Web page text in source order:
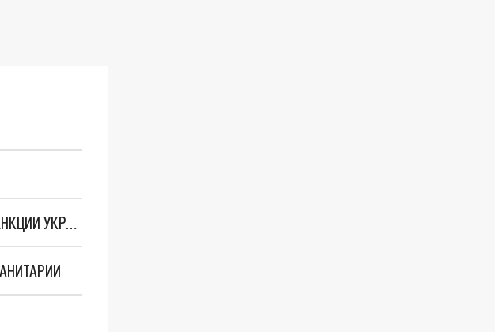
НОВЫЙ ДИРЕКТОР НАЦИОНАЛИЗИРОВАННОГО ЗАВОДА В ПРИКАМЬЕ ПОПАЛ ПОД САНКЦИИ УКРАИНЫ